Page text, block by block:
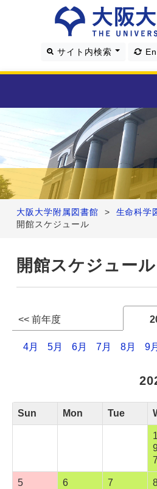
サイト内検索
利用案内
資料を探す
学習・研究支援
図書館について
4つの図書館
大阪大学附属図書館 > 生命科学
開館スケジュール
開館スケジュール
<< 前年度
4月 5月 6月 7月 8月 9月
Sun Mon Tue
1
5
6
7